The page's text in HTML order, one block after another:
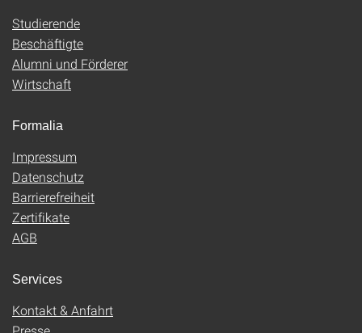
Studierende
Beschäftigte
Alumni und Förderer
Wirtschaft
Formalia
Impressum
Datenschutz
Barrierefreiheit
Zertifikate
AGB
Services
Kontakt & Anfahrt